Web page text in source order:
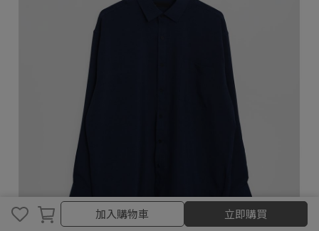
加入購物車
加入購物車 立即購買